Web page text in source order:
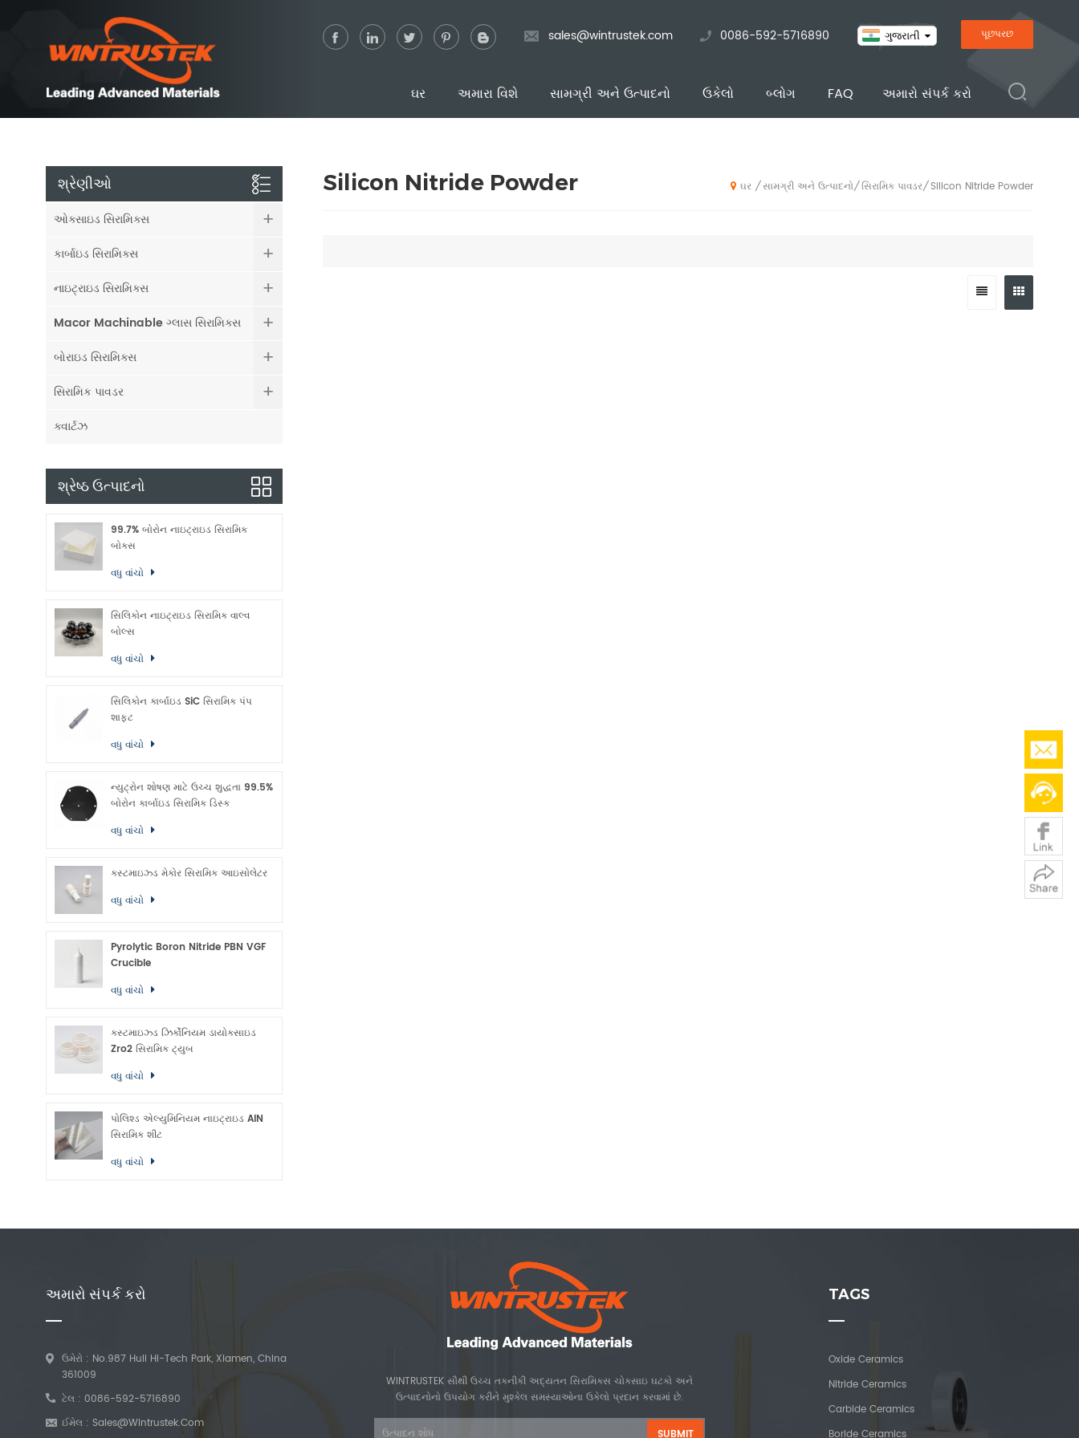
પૂછપરછ
ગુજરાતી
sales@wintrustek.com 0086-592-5716890
ઘર અમારા વિશે સામગ્રી અને ઉત્પાદનો ઉકેલો બ્લોગ FAQ અમારો સંપર્ક કરો
Silicon Nitride Powder ઘર / સામગ્રી અને ઉત્પાદનો/ સિરામિક પાવડર/ Silicon Nitride Powder
શ્રેણીઓ
ઓક્સાઇડ સિરામિક્સ
કાર્બાઇડ સિરામિક્સ
નાઇટ્રાઇડ સિરામિક્સ
Macor Machinable ગ્લાસ સિરામિક્સ
બોરાઇડ સિરામિક્સ
સિરામિક પાવડર
ક્વાર્ટઝ
શ્રેષ્ઠ ઉત્પાદનો
99.7% બોરોન નાઇટ્રાઇડ સિરામિક
બોક્સ
વધુ વાંચો
સિલિકોન નાઇટ્રાઇડ સિરામિક વાલ્વ
બોલ્સ
વધુ વાંચો
સિલિકોન કાર્બાઇડ SiC સિરામિક પંપ
શાફ્ટ
વધુ વાંચો
ન્યુટ્રોન શોષણ માટે ઉચ્ચ શુદ્ધતા 99.5%
બોરોન કાર્બાઇડ સિરામિક ડિસ્ક
વધુ વાંચો
કસ્ટમાઇઝ્ડ મેકોર સિરામિક આઇસોલેટર
વધુ વાંચો
Pyrolytic Boron Nitride PBN VGF
Crucible
વધુ વાંચો
કસ્ટમાઇઝ્ડ ઝિર્કોનિયમ ડાયોક્સાઇડ
Zro2 સિરામિક ટ્યુબ
વધુ વાંચો
પોલિશ્ડ એલ્યુમિનિયમ નાઇટ્રાઇડ AlN
સિરામિક શીટ
વધુ વાંચો
અમારો સંપર્ક કરો
ઉમેરો : No.987 Huli Hi-Tech Park, Xiamen, China
361009
ટેલ : 0086-592-5716890
ઈમેલ : Sales@wintrustek.com
WINTRUSTEK સૌથી ઉચ્ચ તકનીકી અદ્યતન સિરામિક્સ ચોકસાઇ ઘટકો અને
ઉત્પાદનોનો ઉપયોગ કરીને મુશ્કેલ સમસ્યાઓના ઉકેલો પ્રદાન કરવામાં છે.
TAGS
Oxide Ceramics
Nitride Ceramics
Carbide Ceramics
Boride Ceramics